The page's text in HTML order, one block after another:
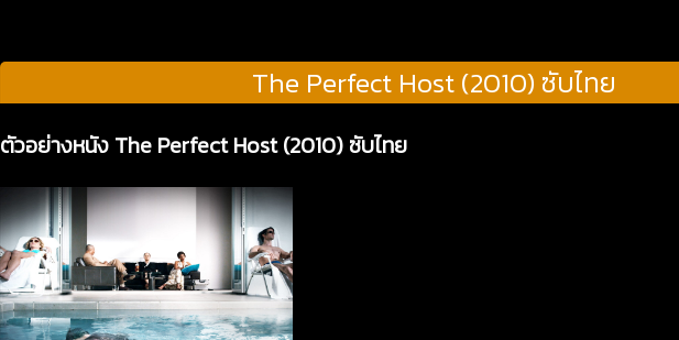
The Perfect Host (2010) ซับไทย
ตัวอย่างหนัง The Perfect Host (2010) ซับไทย